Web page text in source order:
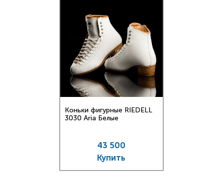
Коньки фигурные RIEDELL
3030 Aria Белые
43 500
Купить